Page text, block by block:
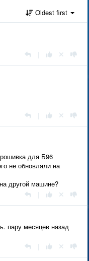
Oldest first
для Б96
не обновляли на
другой машине?
пару месяцев назад